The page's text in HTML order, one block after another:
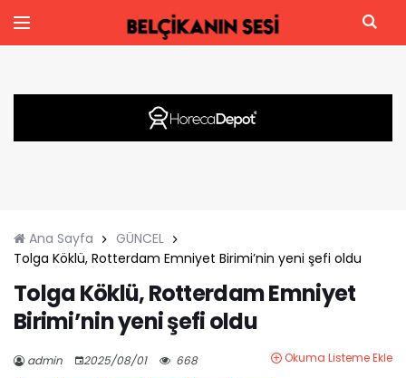
Ana Sayfa
GÜNCEL
Tolga Köklü, Rotterdam Emniyet Birimi’nin yeni şefi oldu
Tolga Köklü, Rotterdam Emniyet
Birimi’nin yeni şefi oldu
admin 2025/08/01 668 Okuma Listeme Ekle